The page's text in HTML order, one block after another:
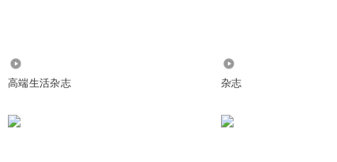
高端生活杂志 杂志